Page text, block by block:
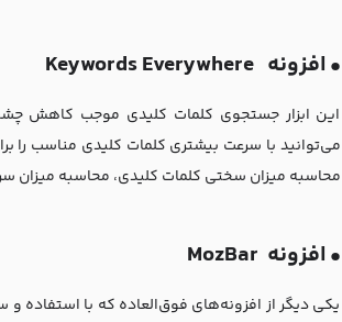
•افزونه Keywords Everywhere
این ابزار جستجوی کلمات کلیدی موجب کاهش
می‌توانید با سرعت بیشتری کلمات کلیدی مناسب را
محاسبه میزان سختی کلمات کلیدی، محاسبه میزان
•افزونه MozBar
یکی دیگر از افزونه‌های فوق‌العاده که با استفاده